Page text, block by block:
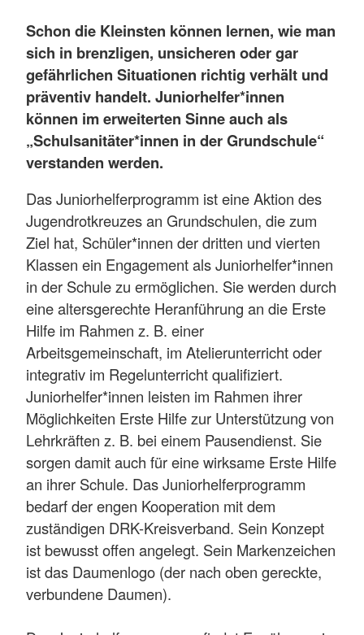
Schon die Kleinsten können lernen, wie man
sich in brenzligen, unsicheren oder gar
gefährlichen Situationen richtig verhält und
präventiv handelt. Juniorhelfer*innen
können im erweiterten Sinne auch als
„Schulsanitäter*innen in der Grundschule“
verstanden werden.
Das Juniorhelferprogramm ist eine Aktion des
Jugendrotkreuzes an Grundschulen, die zum
Ziel hat, Schüler*innen der dritten und vierten
Klassen ein Engagement als Juniorhelfer*innen
in der Schule zu ermöglichen. Sie werden durch
eine altersgerechte Heranführung an die Erste
Hilfe im Rahmen z. B. einer
Arbeitsgemeinschaft, im Atelierunterricht oder
integrativ im Regelunterricht qualifiziert.
Juniorhelfer*innen leisten im Rahmen ihrer
Möglichkeiten Erste Hilfe zur Unterstützung von
Lehrkräften z. B. bei einem Pausendienst. Sie
sorgen damit auch für eine wirksame Erste Hilfe
an ihrer Schule. Das Juniorhelferprogramm
bedarf der engen Kooperation mit dem
zuständigen DRK-Kreisverband. Sein Konzept
ist bewusst offen angelegt. Sein Markenzeichen
ist das Daumenlogo (der nach oben gereckte,
verbundene Daumen).